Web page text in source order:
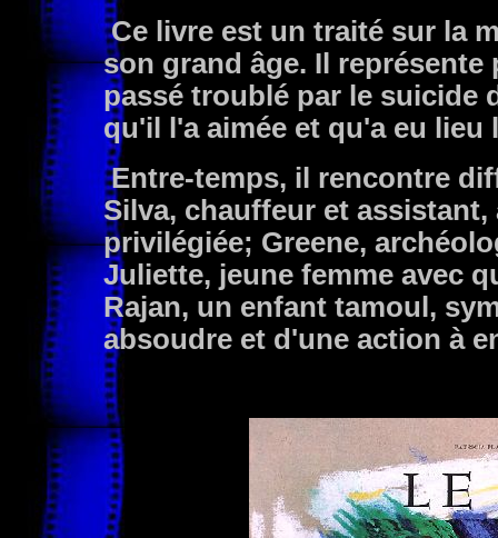
Ce livre est un traité sur la
son grand âge. Il
passé troublé par le suicide
qu'il l'a aimée et qu'a eu lieu
Entre-temps, il rencontre
Silva, chauffeur et
privilégiée; Greene,
Juliette, jeune femme avec
Rajan, un enfant tamoul,
absoudre et d'une action à